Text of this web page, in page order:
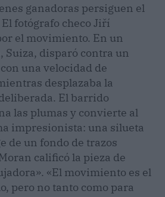
ganadoras persiguen el
fotógrafo checo Jiří
el movimiento. En un
Suiza, disparó contra un
una velocidad de
desplazaba la
El barrido
las plumas y convierte al
impresionista: una silueta
de un fondo de trazos
calificó la pieza de
«El movimiento es el
pero no tanto como para